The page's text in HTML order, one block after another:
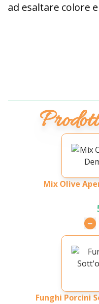
ad esaltare colore
Mix Olive
Funghi Porcini